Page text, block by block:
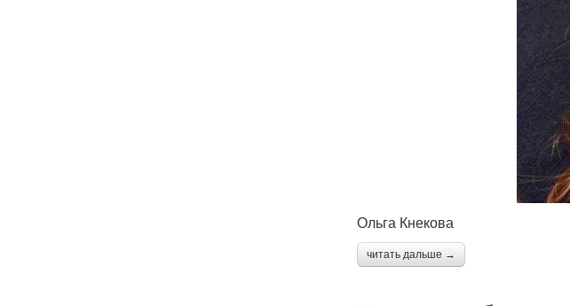
Ольга Кнекова
читать дальше →